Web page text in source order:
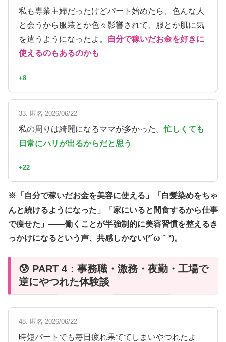
私も専業主婦だったけどパート始めたら、色んな人
と会うから服装とか色々影響されて、服とか肌に気
を遣うようになったよ。
自分で稼いだお金を好きに
使えるのもあるのかも
+8
33. 匿名 2026/06/22
私の周りは綺麗になるママが多かった。忙しくても
日常にハリが出るからだと思う
+22
※「自分で稼いだお金を美容に使える」「白髪染めをちゃ
んと続けるようになった」「家にいると間食するから仕事
で痩せた」——働くことが半強制的に美容習慣を整えるき
っかけになるという声、共感しかない(*´ω｀*)。
😰 PART 4：事務職・激務・夜勤・工場で
逆にやつれた体験談
48. 匿名 2026/06/22
時短パートでも毎日疲れ果ててしまいやつれたよ